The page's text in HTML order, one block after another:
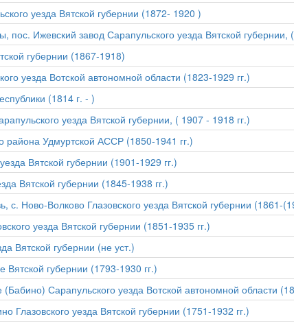
уезда Вятской губернии (1872- 1920 )
Ижевский завод Сарапульского уезда Вятской губернии,
губернии (1867-1918)
уезда Вотской автономной области (1823-1929 гг.)
(1814 г. - )
уезда Вятской губернии, ( 1907 - 1918 гг.)
района Удмуртской АССР (1850-1941 гг.)
Вятской губернии (1901-1929 гг.)
Вятской губернии (1845-1938 гг.)
Ново-Волково Глазовского уезда Вятской губернии (1861-
уезда Вятской губернии (1851-1935 гг.)
Вятской губернии (не уст.)
губернии (1793-1930 гг.)
Сарапульского уезда Вотской автономной области
Глазовского уезда Вятской губернии (1751-1932 гг.)